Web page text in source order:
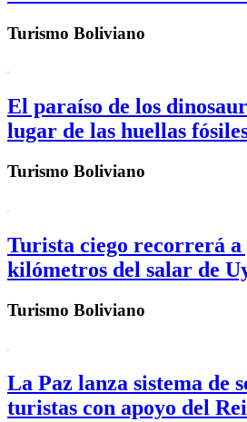
Turismo Boliviano
El paraíso de los
lugar de las huellas
Turismo Boliviano
Turista ciego recorrerá a
kilómetros del salar de
Turismo Boliviano
La Paz lanza sistema de
turistas con apoyo del